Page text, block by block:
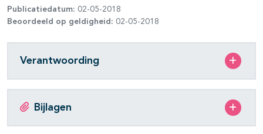
Publicatiedatum: 02-05-2018
Beoordeeld op geldigheid: 02-05-2018
Verantwoording
Bijlagen